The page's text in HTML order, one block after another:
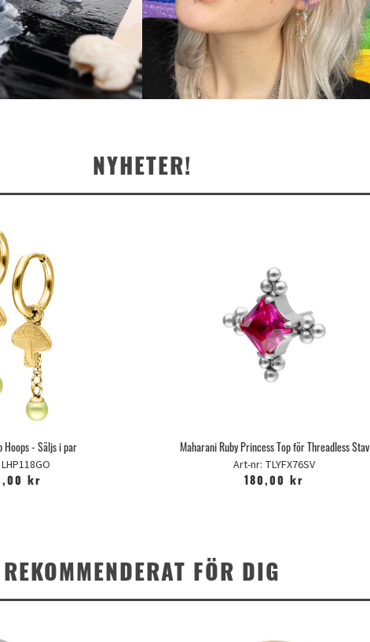
NYHETER!
Hoops - Säljs i par
kr
Maharani Ruby Princess Top för Threadless Stav
Art-nr: TLYFX76SV
180,00 kr
REKOMMENDERAT FÖR DIG